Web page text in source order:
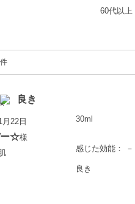
60代以上
良き
22日
ー☆様
30ml
感じた効能： －
良き